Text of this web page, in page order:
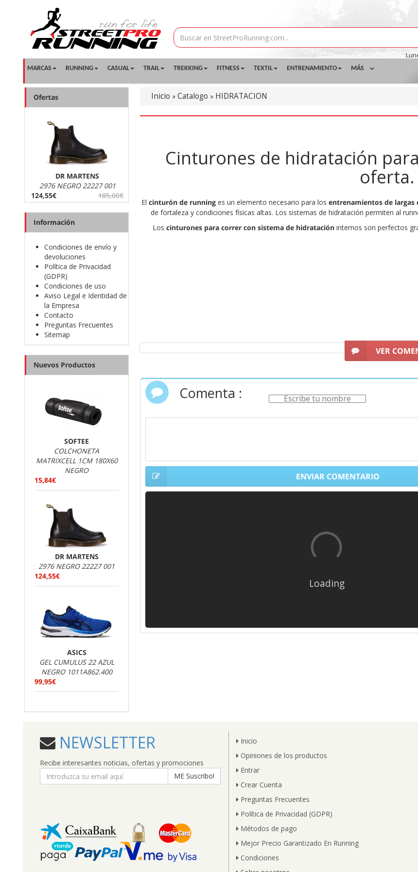
MARCAS RUNNING CASUAL TRAIL TREKKING FITNESS TEXTIL ENTRENAMIENTO MÁS
Inicio » Catalogo » HIDRATACION
Cinturones de hidratación
oferta.
El cinturón de runninges un elemento necesario para los entrenamientos de largas
de fortaleza y condiciones físicas altas. Los sistemas de hidratación permiten al
Los cinturones para correr con sistema de hidratacióninternos son perfectos
VER
Comenta :
ENVIAR COMENTARIO
Loading
Ofertas
DR MARTENS
2976 NEGRO 22227 001
124,55€
185,00€
Información
Condiciones de envío y
devoluciones
Política de Privacidad
(GDPR)
Condiciones de uso
Aviso Legal e Identidad de
la Empresa
Contacto
Preguntas Frecuentes
Sitemap
Nuevos Productos
SOFTEE
COLCHONETA
MATRIXCELL 1CM 180X60
NEGRO
15,84€
DR MARTENS
2976 NEGRO 22227 001
124,55€
ASICS
GEL CUMULUS 22 AZUL
NEGRO 1011A862.400
99,95€
NEWSLETTER
Recibe interesantes noticias, ofertas y promociones
ME Suscribo!
Inicio
Opiniones de los productos
Entrar
Crear Cuenta
Preguntas Frecuentes
Política de Privacidad (GDPR)
Métodos de pago
Mejor Precio Garantizado En Running
Condiciones